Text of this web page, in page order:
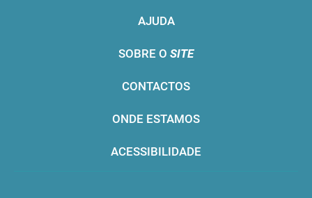
AJUDA
SOBRE O SITE
CONTACTOS
ONDE ESTAMOS
ACESSIBILIDADE